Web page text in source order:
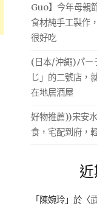
Guo】今年母親
食材純手工製作
很好吃
(日本/沖繩)パー
じ」的二號店，
在地居酒屋
好物推薦))宋安
食，宅配到府，
「 陳婉玲 」於〈